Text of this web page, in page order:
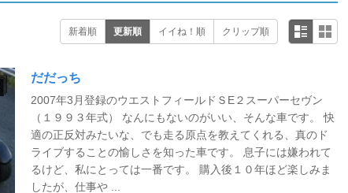
新着順 更新順 イイね！順 クリップ順
だだっち
2007年3月登録のウエストフィールドＳE２スーパーセヴン
（１９９３年式） なんにもないのがいい、そんな車です。 快
適の正反対みたいな、でも走る原点を教えてくれる、真のド
ライブすることの愉しさを知った車です。 息子には嫌われて
るけど、私にとっては一番です。 購入後１０年ほど楽しみま
したが、仕事や ...